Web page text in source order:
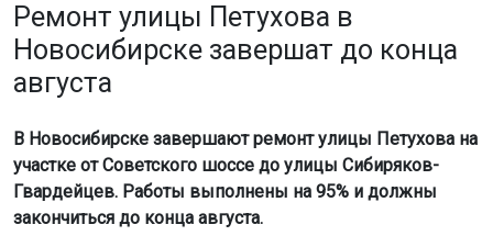
Ремонт улицы Петухова в
Новосибирске завершат до конца
августа
В Новосибирске завершают ремонт улицы Петухова на
участке от Советского шоссе до улицы Сибиряков-
Гвардейцев. Работы выполнены на 95% и должны
закончиться до конца августа.